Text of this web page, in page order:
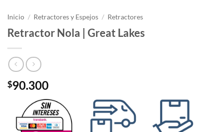
Inicio / Retractores y Espejos / Retractores
Retractor Nola | Great Lakes
$90.300